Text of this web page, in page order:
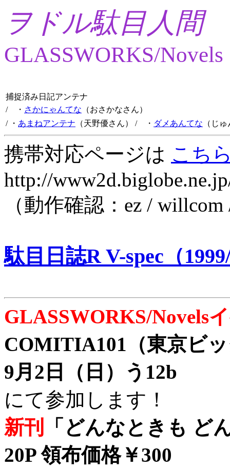
ヲドル駄目人間
GLASSWORKS/Novels
捕捉済み日記アンテナ
/ ・ さかにゃんてな （おさかなさん）
/ ・ あまねアンテナ （天野優さん） / ・ ダメあんてな （じ
携帯対応ページは こち
http://
（動作確認：ez /
駄目日誌R V-spec（
GLASSWORKS/Novels
COMITIA101（東京ビ
9月2日（日）う12b
にて参加します！
新刊
「どんなときも ど
20P 領布価格￥300